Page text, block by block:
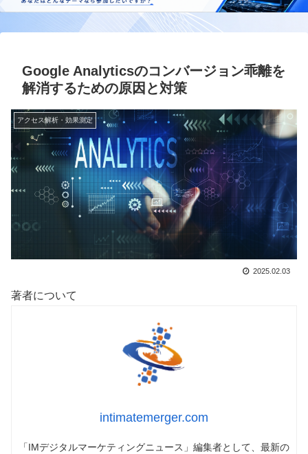
Google Analyticsのコンバージョン乖離を
解消するための原因と対策
アクセス解析・効果測定
2025.02.03
著者について
intimatemerger.com
「IMデジタルマーケティングニュース」編集者として、最新の